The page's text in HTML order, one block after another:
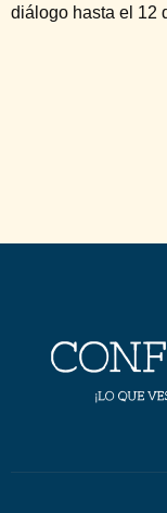
diálogo hasta el 12